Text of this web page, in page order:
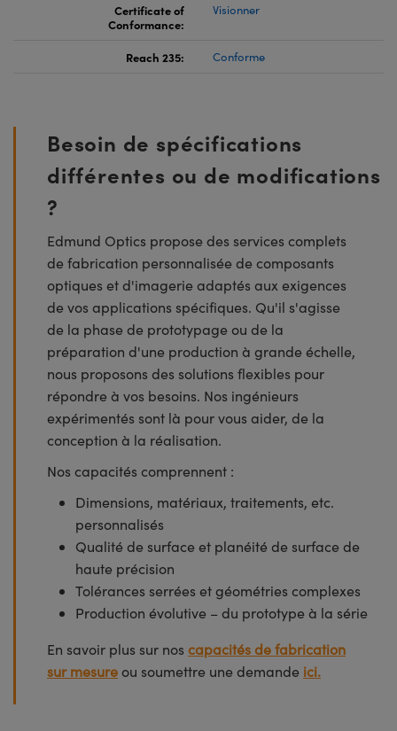
Certificate of
Conformance:
Visionner
Reach 235: Conforme
Besoin de spécifications
différentes ou de modifications
?
Edmund Optics propose des services complets
de fabrication personnalisée de composants
optiques et d'imagerie adaptés aux exigences
de vos applications spécifiques. Qu'il s'agisse
de la phase de prototypage ou de la
préparation d'une production à grande échelle,
nous proposons des solutions flexibles pour
répondre à vos besoins. Nos ingénieurs
expérimentés sont là pour vous aider, de la
conception à la réalisation.
Nos capacités comprennent :
Dimensions, matériaux, traitements, etc.
personnalisés
Qualité de surface et planéité de surface de
haute précision
Tolérances serrées et géométries complexes
Production évolutive – du prototype à la série
En savoir plus sur nos capacités de fabrication
sur mesure ou soumettre une demande ici.